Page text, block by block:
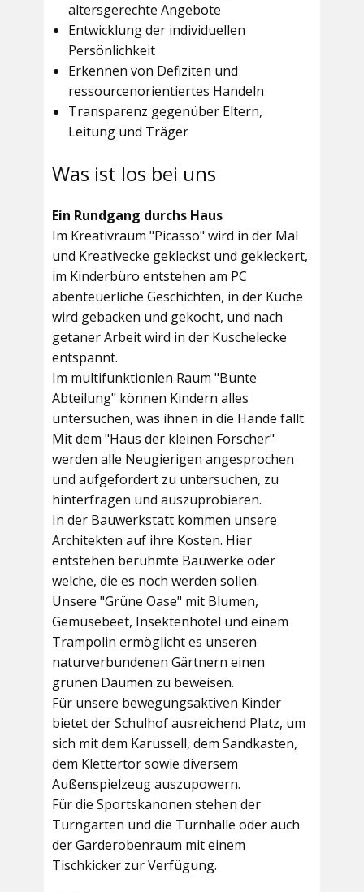
altersgerechte Angebote
Entwicklung der individuellen
Persönlichkeit
Erkennen von Defiziten und
ressourcenorientiertes Handeln
Transparenz gegenüber Eltern,
Leitung und Träger
Was ist los bei uns
Ein Rundgang durchs Haus
Im Kreativraum "Picasso" wird in der Mal
und Kreativecke gekleckst und gekleckert,
im Kinderbüro entstehen am PC
abenteuerliche Geschichten, in der Küche
wird gebacken und gekocht, und nach
getaner Arbeit wird in der Kuschelecke
entspannt.
Im multifunktionlen Raum "Bunte
Abteilung" können Kindern alles
untersuchen, was ihnen in die Hände fällt.
Mit dem "Haus der kleinen Forscher"
werden alle Neugierigen angesprochen
und aufgefordert zu untersuchen, zu
hinterfragen und auszuprobieren.
In der Bauwerkstatt kommen unsere
Architekten auf ihre Kosten. Hier
entstehen berühmte Bauwerke oder
welche, die es noch werden sollen.
Unsere "Grüne Oase" mit Blumen,
Gemüsebeet, Insektenhotel und einem
Trampolin ermöglicht es unseren
naturverbundenen Gärtnern einen
grünen Daumen zu beweisen.
Für unsere bewegungsaktiven Kinder
bietet derSchulhofausreichend Platz, um
sich mit dem Karussell, dem Sandkasten,
dem Klettertor sowie diversem
Außenspielzeug auszupowern.
Für die Sportskanonen stehen der
Turngarten und die Turnhalle oder auch
derGarderobenraum mit einem
Tischkicker zur Verfügung.